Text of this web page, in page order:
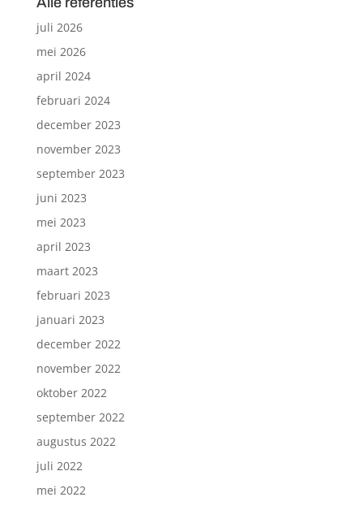
juli 2026
mei 2026
april 2024
februari 2024
december 2023
november 2023
september 2023
juni 2023
mei 2023
april 2023
maart 2023
februari 2023
januari 2023
december 2022
november 2022
oktober 2022
september 2022
augustus 2022
juli 2022
mei 2022